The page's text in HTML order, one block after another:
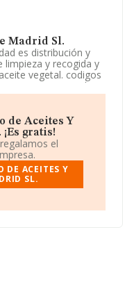
Madrid Sl.
es distribución y
limpieza y recogida y
vegetal. codigos
inscrita en el
Limitada. Su CNAE
No realiza
de Madrid S.L
Rafael Pillado
de Aceites Y
gratis!
el
DE ACEITES Y
SL.